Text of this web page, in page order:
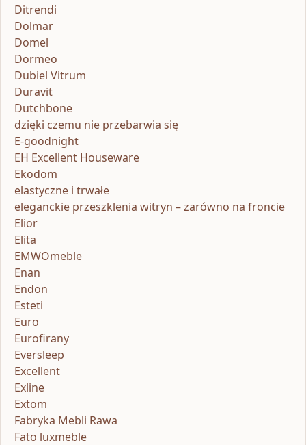
Ditrendi
Dolmar
Domel
Dormeo
Dubiel Vitrum
Duravit
Dutchbone
dzięki czemu nie przebarwia się
E-goodnight
EH Excellent Houseware
Ekodom
elastyczne i trwałe
eleganckie przeszklenia witryn – zarówno na froncie
Elior
Elita
EMWOmeble
Enan
Endon
Esteti
Euro
Eurofirany
Eversleep
Excellent
Exline
Extom
Fabryka Mebli Rawa
Fato luxmeble